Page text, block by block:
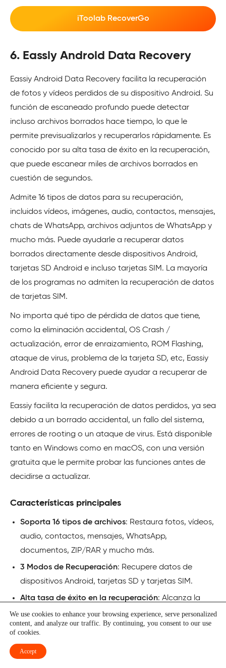
iToolab RecoverGo
6. Eassiy Android Data Recovery
Eassiy Android Data Recovery facilita la recuperación
de fotos y vídeos perdidos de su dispositivo Android. Su
función de escaneado profundo puede detectar
incluso archivos borrados hace tiempo, lo que le
permite previsualizarlos y recuperarlos rápidamente. Es
conocido por su alta tasa de éxito en la recuperación,
que puede escanear miles de archivos borrados en
cuestión de segundos.
Admite 16 tipos de datos para su recuperación,
incluidos vídeos, imágenes, audio, contactos, mensajes,
chats de WhatsApp, archivos adjuntos de WhatsApp y
mucho más. Puede ayudarle a recuperar datos
borrados directamente desde dispositivos Android,
tarjetas SD Android e incluso tarjetas SIM. La mayoría
de los programas no admiten la recuperación de datos
de tarjetas SIM.
No importa qué tipo de pérdida de datos que tiene,
como la eliminación accidental, OS Crash /
actualización, error de enraizamiento, ROM Flashing,
ataque de virus, problema de la tarjeta SD, etc, Eassiy
Android Data Recovery puede ayudar a recuperar de
manera eficiente y segura.
Eassiy facilita la recuperación de datos perdidos, ya sea
debido a un borrado accidental, un fallo del sistema,
errores de rooting o un ataque de virus. Está disponible
tanto en Windows como en macOS, con una versión
gratuita que le permite probar las funciones antes de
decidirse a actualizar.
Características principales
Soporta 16 tipos de archivos: Restaura fotos, vídeos,
audio, contactos, mensajes, WhatsApp,
documentos, ZIP/RAR y mucho más.
3 Modos de Recuperación: Recupere datos de
dispositivos Android, tarjetas SD y tarjetas SIM.
Alta tasa de éxito en la recuperación: Alcanza la
tasa de recuperación más alta de la industria para
fotos y vídeos.
Escaneado rápido y flexible
borrados en segundos con las opciones de
We use cookies to enhance your browsing experience, serve personalized
content, and analyze our traffic. By continuing, you consent to our use
of cookies.
Accept